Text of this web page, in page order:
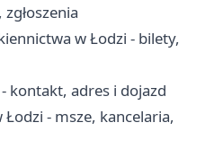
w Łodzi - bilety,
kontakt, adres i dojazd
- msze, kancelaria,